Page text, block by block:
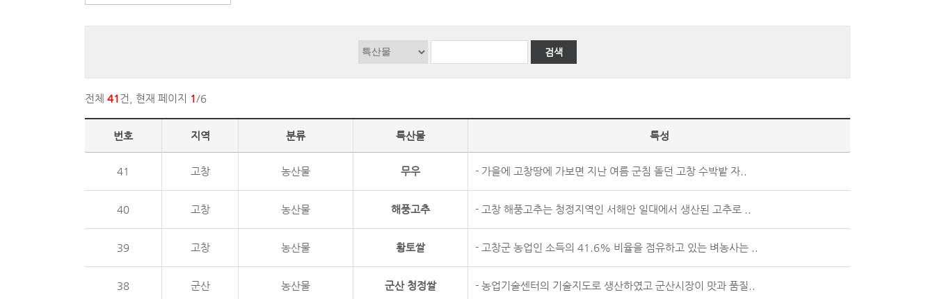
검색
전체 41건, 현재 페이지 1/6
번호 지역 분류 특산물 특성
41 고창 농산물 무우 - 가을에 고창땅에 가보면 지난 여름 군침 돌던 고창 수박밭 자..
40 고창 농산물 해풍고추 - 고창 해풍고추는 청정지역인 서해안 일대에서 생산된 고추로 ..
39 고창 농산물 황토쌀 - 고창군 농업인 소득의 41.6% 비율을 점유하고 있는 벼농사는 ..
38 군산 농산물 군산 청정쌀 - 농업기술센터의 기술지도로 생산하였고 군산시장이 맛과 품질..